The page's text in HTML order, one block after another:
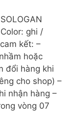
ghi /
kết: –
hoặc
đổi hàng khi
cho shop) –
nhận hàng –
vòng 07